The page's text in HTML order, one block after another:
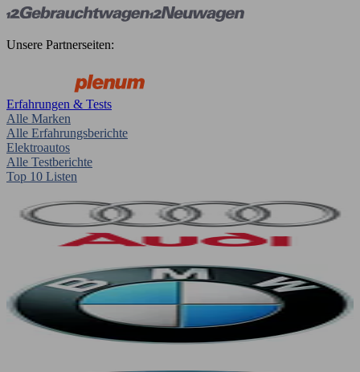
Unsere Partnerseiten:
Erfahrungen & Tests
Alle Marken
Alle Erfahrungsberichte
Elektroautos
Alle Testberichte
Top 10 Listen